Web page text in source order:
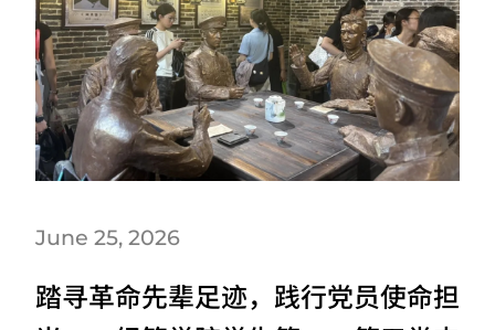
June 25, 2026
踏寻革命先辈足迹，践行党员使命担